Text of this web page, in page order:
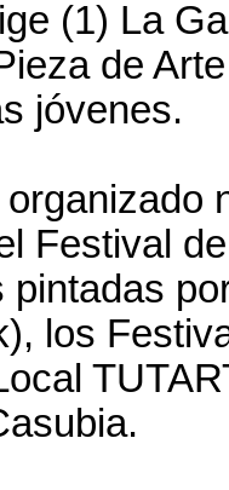
(1) La
de
jóvenes.
Festival
pintadas
los